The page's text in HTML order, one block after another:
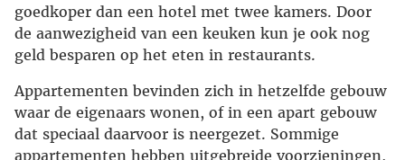
goedkoper dan een hotel met twee kamers. Door
de aanwezigheid van een keuken kun je ook nog
geld besparen op het eten in restaurants.
Appartementen bevinden zich in hetzelfde gebouw
waar de eigenaars wonen, of in een apart gebouw
dat speciaal daarvoor is neergezet. Sommige
appartementen hebben uitgebreide voorzieningen,